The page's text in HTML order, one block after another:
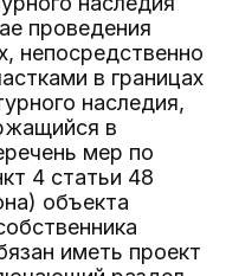
проведения
непосредственно
в границах
наследия,
в
мер по
4 статьи 48
объекта
иметь проект